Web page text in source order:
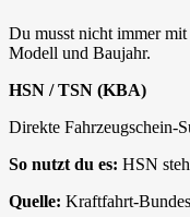
Du musst nicht immer mit
Modell und Baujahr.
HSN / TSN (KBA)
Direkte Fahrzeugschein-
So nutzt du es: HSN
Quelle: Kraftfahrt-